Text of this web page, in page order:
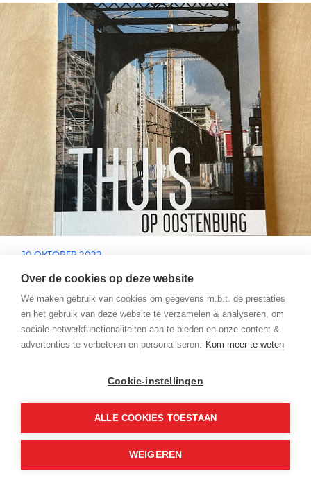
10 OKTOBER 2022
Thuis op Oostenburg
‘Thuis op Oostenburg’ is hét boekje over de
geschiedenis, de ontwikkelingen, de architectuur en
de culturele, maatschappelijke en
Over de cookies op deze website
We maken gebruik van cookies om gegevens m.b.t. de prestaties
en het gebruik van deze website te verzamelen & analyseren, om
sociale netwerkfunctionaliteiten aan te bieden en onze content &
advertenties te verbeteren en personaliseren. Kom meer te weten
Cookie-instellingen
ALLE COOKIES TOESTAAN
WEIGEREN